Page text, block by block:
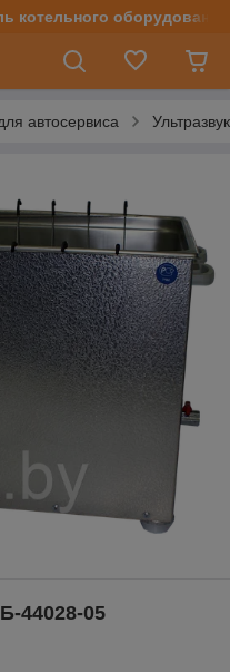
котельного оборудования
автосервиса
44028-05